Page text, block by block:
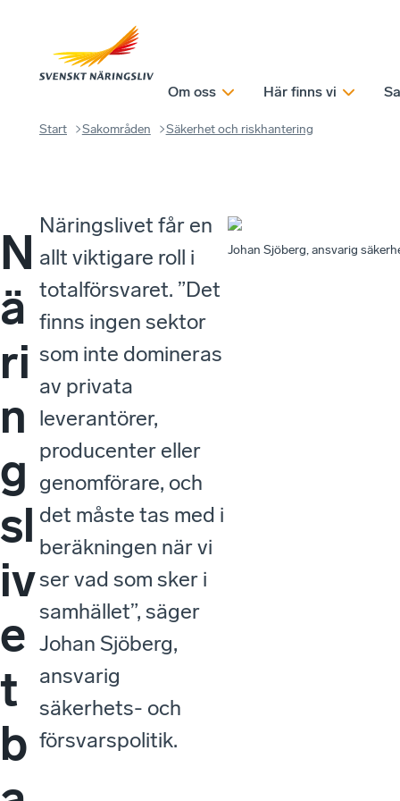
Om oss Här finns vi
Start Sakområden Säkerhet och riskhantering
N
ä
ri
n
g
sl
iv
e
t
b
Näringslivet får en
allt viktigare roll i
totalförsvaret. ”Det
finns ingen sektor
som inte domineras
av privata
leverantörer,
producenter eller
genomförare, och
det måste tas med i
beräkningen när vi
ser vad som sker i
samhället”, säger
Johan Sjöberg,
ansvarig
säkerhets- och
försvarspolitik.
Johan Sjöberg, ansvarig